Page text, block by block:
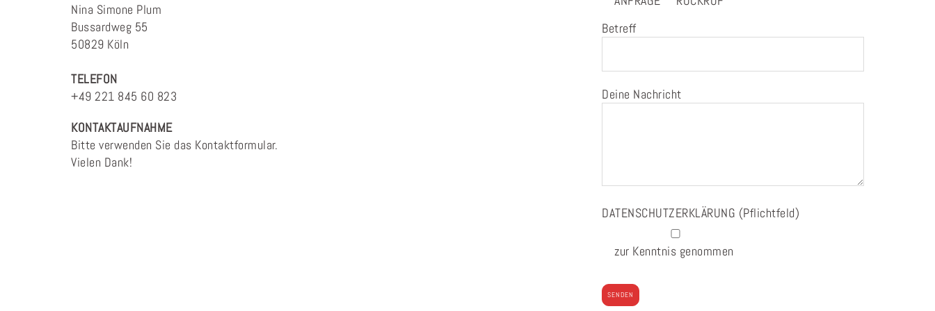
Nina Simone Plum
Bussardweg 55
50829 Köln
TELEFON
+49 221 845 60 823
KONTAKTAUFNAHME
Bitte verwenden Sie das Kontaktformular.
Vielen Dank!
Betreff
Deine Nachricht
DATENSCHUTZERKLÄRUNG (Pflichtfeld)
zur Kenntnis genommen